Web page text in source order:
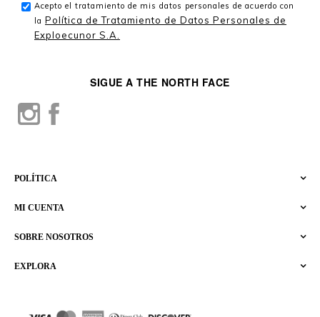
EXPLORA
SOBRE NOSOTROS
MI CUENTA
POLÍTICA
SIGUE A THE NORTH FACE
Acepto el tratamiento de mis datos personales de acuerdo con
la Política de Tratamiento de Datos Personales de
Exploecunor S.A.